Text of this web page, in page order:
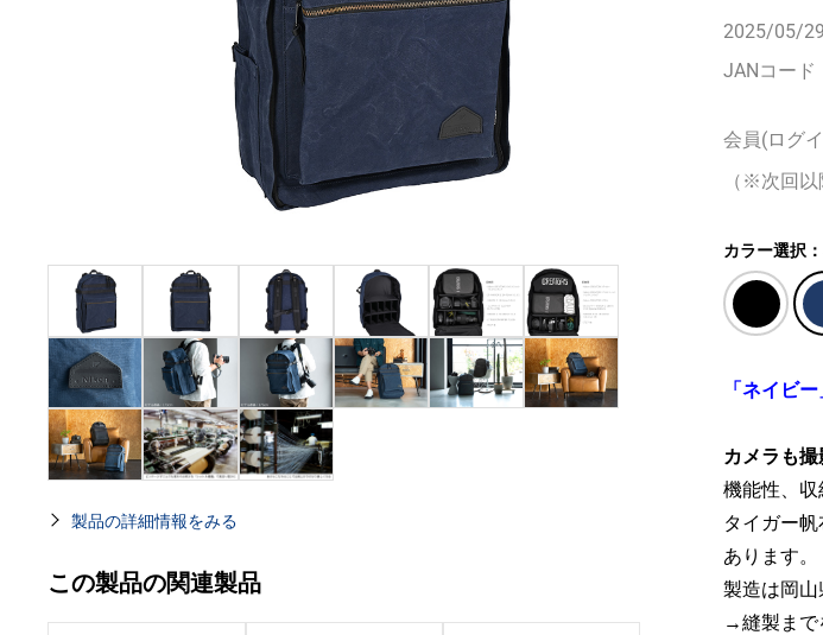
製品の詳細情報をみる
この製品の関連製品
2025/05/29
JANコード
会員(ログ
（※次回
カラー選択
「ネイビ
カメラも撮
機能性、収
タイガー
あります。
製造は岡
→縫製まで